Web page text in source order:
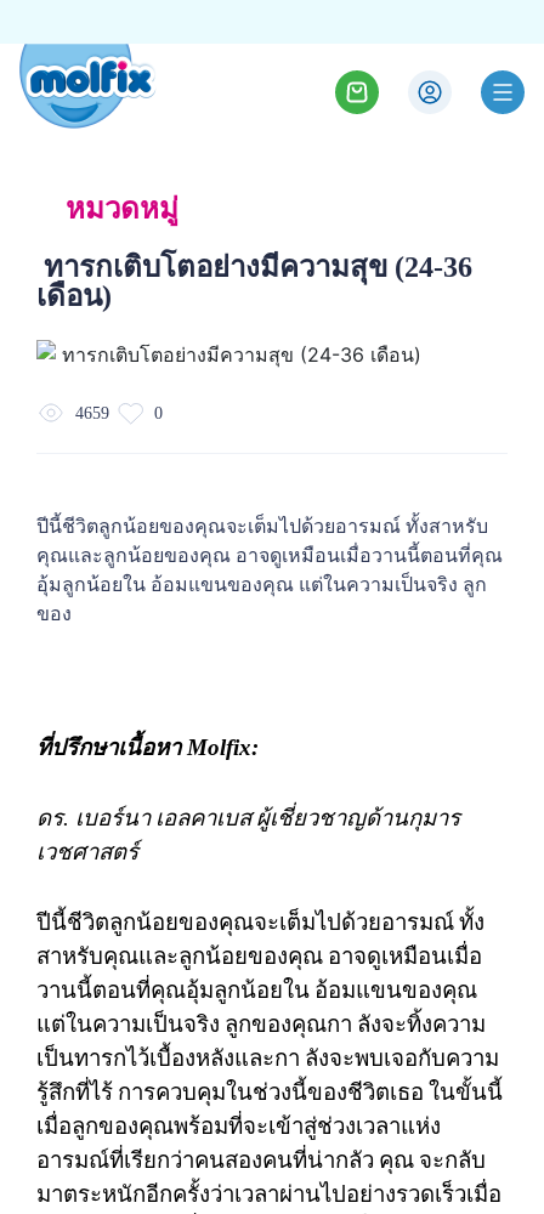
หมวดหมู่
ทารกเติบโตอย่างมีความสุข (24-36
เดือน)
4659 0
ปีนี้ชีวิตลูกน้อยของคุณจะเต็มไปด้วยอารมณ์ ทั้งสาหรับ
คุณและลูกน้อยของคุณ อาจดูเหมือนเมื่อวานนี้ตอนที่คุณ
อุ้มลูกน้อยใน อ้อมแขนของคุณ แต่ในความเป็นจริง ลูก
ของ
ที่ปรึกษาเนื้อหาMolfix:
ดร. เบอร์นา เอลคาเบส ผู้เชี่ยวชาญด้านกุมาร
เวชศาสตร์
ปีนี้ชีวิตลูกน้อยของคุณจะเต็มไปด้วยอารมณ์ทั้ง
สาหรับคุณและลูกน้อยของคุณ อาจดูเหมือนเมื่อ
วานนี้ตอนที่คุณอุ้มลูกน้อยใน อ้อมแขนของคุณ
แต่ในความเป็นจริง ลูกของคุณกา ลังจะทิ้งความ
เป็นทารกไว้เบื้องหลังและกา ลังจะพบเจอกับความ
รู้สึกที่ไร้ การควบคุมในช่วงนี้ของชีวิตเธอ ในขั้นนี้
เมื่อลูกของคุณพร้อมที่จะเข้าสู่ช่วงเวลาแห่ง
อารมณ์ที่เรียกว่าคนสองคนที่น่ากลัว คุณ จะกลับ
มาตระหนักอีกครั้งว่าเวลาผ่านไปอย่างรวดเร็วเมื่อ